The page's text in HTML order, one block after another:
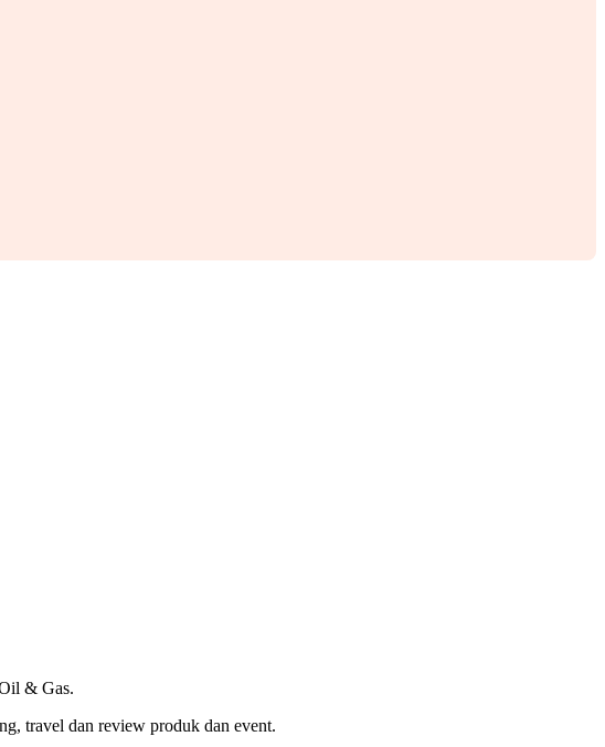
& Gas.
travel dan review produk dan event.